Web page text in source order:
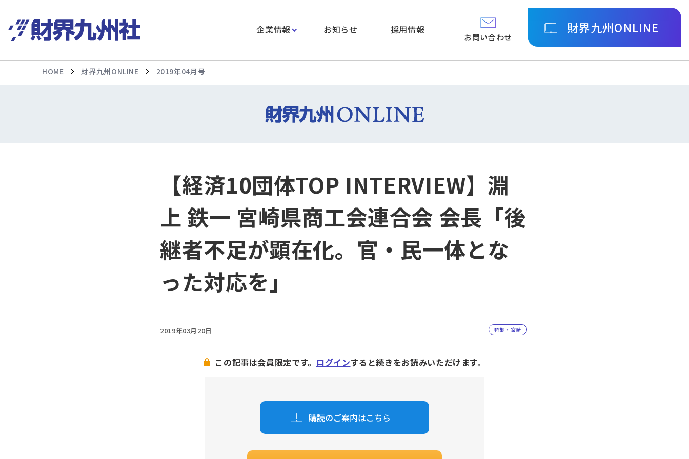
企業情報 お知らせ 採用情報
お問い合わせ
財界九州ONLINE
HOME 財界九州ONLINE 2019年04月号
【経済10団体TOP INTERVIEW】淵
上 鉄一 宮崎県商工会連合会 会長「後
継者不足が顕在化。官・民一体とな
った対応を」
2019年03月20日 特集・宮崎
この記事は会員限定です。 ログインすると続きをお読みいただけます。
購読のご案内はこちら